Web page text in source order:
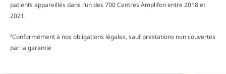
patients appareillés dans l’un des 700 Centres Amplifon entre 2018 et
2021.
²Conformément à nos obligations légales, sauf prestations non couvertes
par la garantie